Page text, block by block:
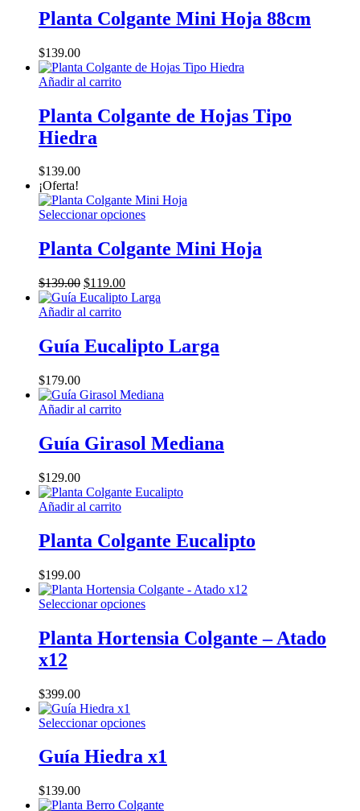
tiene
múltiples
opciones
elegir
en
Planta Colgante Mini Hoja 88cm
$139.00
Añadir al carrito
Planta Colgante de Hojas Tipo
Hiedra
$139.00
¡Oferta!
Seleccionar opcionesEste
tiene
múltiples
opciones
elegir
en
página
de
Planta Colgante Mini Hoja
$139.00 El
precio
original
$139.00.
$119.00El
precio
$119.00.
Añadir al carrito
Guía Eucalipto Larga
$179.00
Añadir al carrito
Guía Girasol Mediana
$129.00
Añadir al carrito
Planta Colgante Eucalipto
$199.00
Seleccionar opcionesEste
tiene
múltiples
pueden
elegir
la
producto
Planta Hortensia Colgante – Atado
x12
$399.00
Seleccionar opcionesEste
tiene
múltiples
Guía Hiedra x1
$139.00